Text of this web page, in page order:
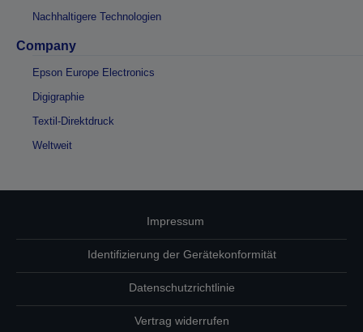
Nachhaltigere Technologien
Company
Epson Europe Electronics
Digigraphie
Textil-Direktdruck
Weltweit
Impressum
Identifizierung der Gerätekonformität
Datenschutzrichtlinie
Vertrag widerrufen